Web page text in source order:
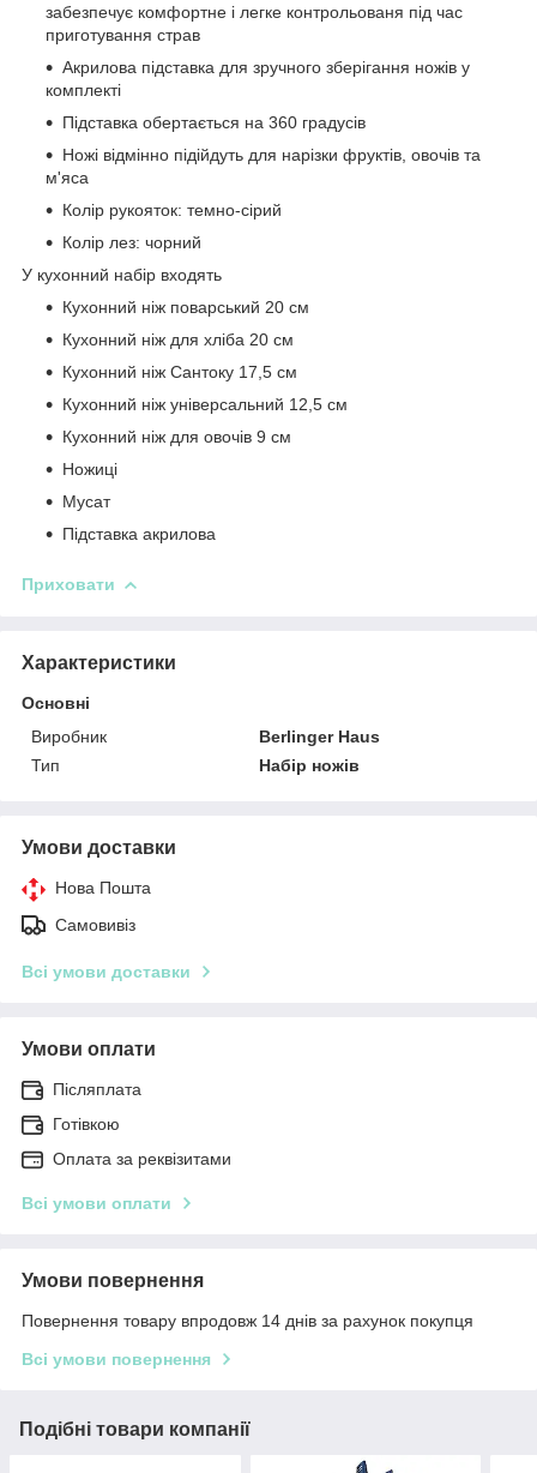
забезпечує комфортне і легке контрольованя під час
приготування страв
Акрилова підставка для зручного зберігання ножів у
комплекті
Підставка обертається на 360 градусів
Ножі відмінно підійдуть для нарізки фруктів, овочів та
м'яса
Колір рукояток: темно-сірий
Колір лез: чорний
У кухонний набір входять
Кухонний ніж поварський 20 см
Кухонний ніж для хліба 20 см
Кухонний ніж Сантоку 17,5 см
Кухонний ніж універсальний 12,5 см
Кухонний ніж для овочів 9 см
Ножиці
Мусат
Підставка акрилова
Приховати
Характеристики
Основні
Виробник
Berlinger Haus
Тип
Набір ножів
Умови доставки
Нова Пошта
Самовивіз
Всі умови доставки
Умови оплати
Післяплата
Готівкою
Оплата за реквізитами
Всі умови оплати
Умови повернення
Повернення товару впродовж 14 днів за рахунок покупця
Всі умови повернення
Подібні товари компанії